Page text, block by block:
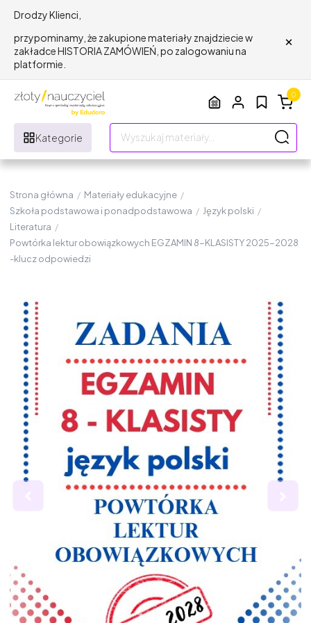
Drodzy Klienci,
przypominamy, że zakupione materiały znajdziecie w
zakładce HISTORIA ZAMÓWIEŃ, po zalogowaniu na
platformie.
×
Kategorie
0
Strona główna / Materiały edukacyjne /
Szkoła podstawowa i ponadpodstawowa / Język polski /
Literatura /
Powtórka lektur obowiązkowych EGZAMIN 8-KLASISTY 2025-2028
-klucz odpowiedzi